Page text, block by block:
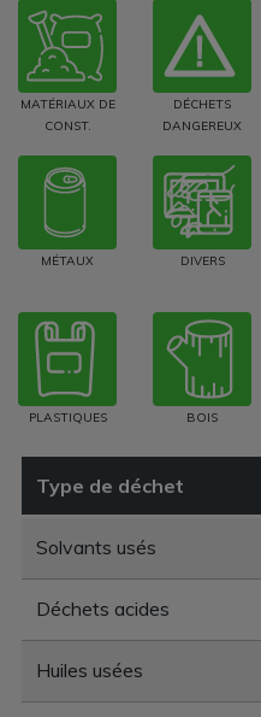
MATÉRIAUX DE
CONST.
DÉCHETS
DANGEREUX
MÉTAUX DIVERS
PLASTIQUES BOIS
Type de déchet
Solvants usés
Déchets acides
Huiles usées